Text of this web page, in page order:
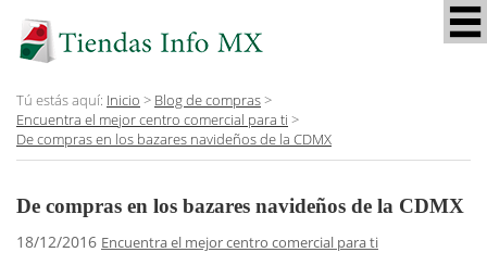
Tú estás aquí: Inicio > Blog de compras>
Encuentra el mejor centro comercial para ti >
De compras en los bazares navideños de la CDMX
De compras en los bazares navideños de la CDMX
18/12/2016 Encuentra el mejor centro comercial para ti